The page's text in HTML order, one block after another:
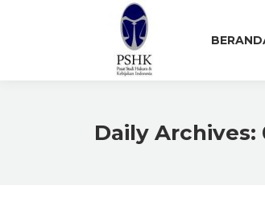
Daily Archives: